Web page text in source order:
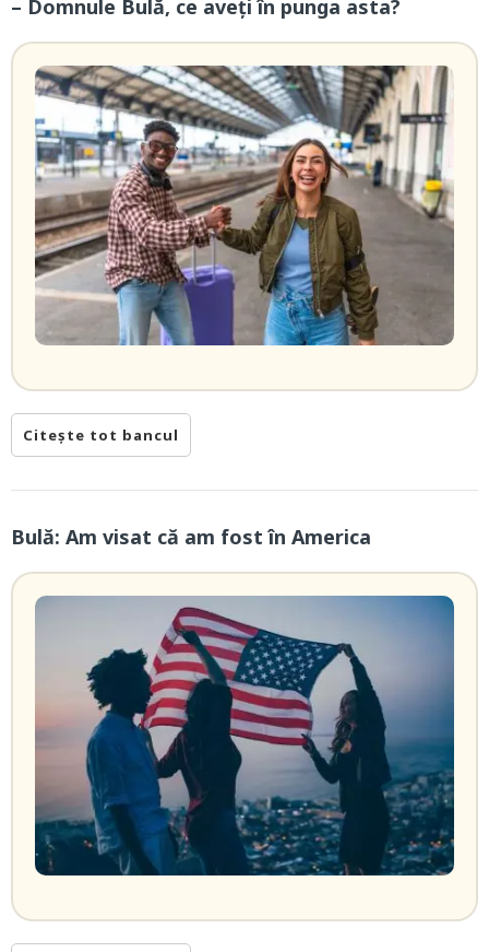
– Domnule Bulă, ce aveți în punga asta?
Citește tot bancul
Bulă: Am visat că am fost în America